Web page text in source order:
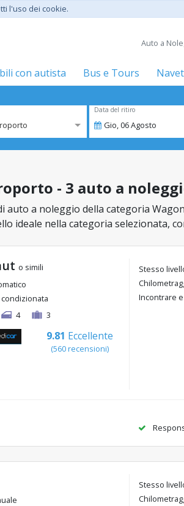
l'uso dei cookie.
Auto a
con autista Bus e Tours
Data del ritiro
Gio,06Agosto
- 3 auto a
a noleggio della categoria
ideale nella categoria selezionata,
o simili
condizionata
4 3
9.81 Eccellente
(560 recensioni)
Stesso
Incontrare
Stesso